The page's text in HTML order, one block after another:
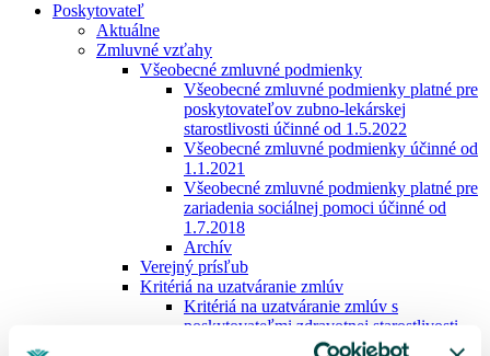
Poskytovateľ
Aktuálne
Zmluvné vzťahy
Všeobecné zmluvné podmienky
Všeobecné zmluvné podmienky platné pre
poskytovateľov zubno-lekárskej
starostlivosti účinné od 1.5.2022
Všeobecné zmluvné podmienky účinné od
1.1.2021
Všeobecné zmluvné podmienky platné pre
zariadenia sociálnej pomoci účinné od
1.7.2018
Archív
Verejný prísľub
Kritériá na uzatváranie zmlúv
Kritériá na uzatváranie zmlúv s
poskytovateľmi zdravotnej starostlivosti
Kritériá na uzatváranie zmlúv v ŠAS a